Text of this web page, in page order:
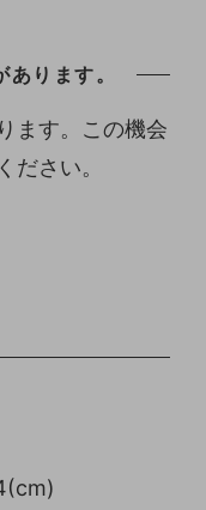
ります。
ます。この機会
ださい。